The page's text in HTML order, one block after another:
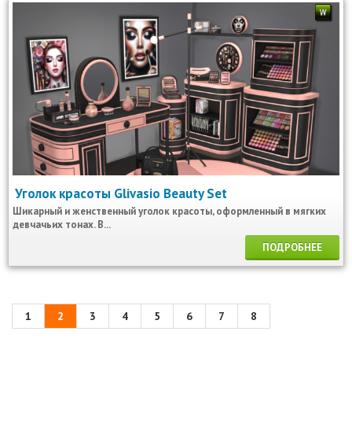
Уголок красоты Glivasio Beauty Set
Шикарный и женственный уголок красоты, оформленный в мягких
девчачьих тонах. В...
ПОДРОБНЕЕ
1 2 3 4 5 6 7 8